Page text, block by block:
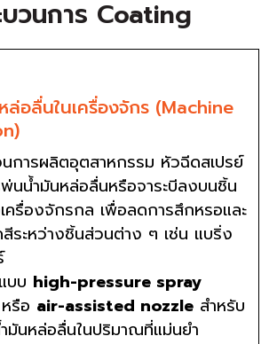
วนการ Coating
ล่อลื่นในเครื่องจักร (Machine
นการผลิตอุตสาหกรรม หัวฉีดสเปรย์
พ่นน้ำมันหล่อลื่นหรือจาระบีลงบนชิ้น
ครื่องจักรกล เพื่อลดการสึกหรอและ
สีระหว่างชิ้นส่วนต่าง ๆ เช่น แบริ่ง
บบ high-pressure spray
หรือ air-assisted nozzle สำหรับ
มันหล่อลื่นในปริมาณที่แม่นยำ